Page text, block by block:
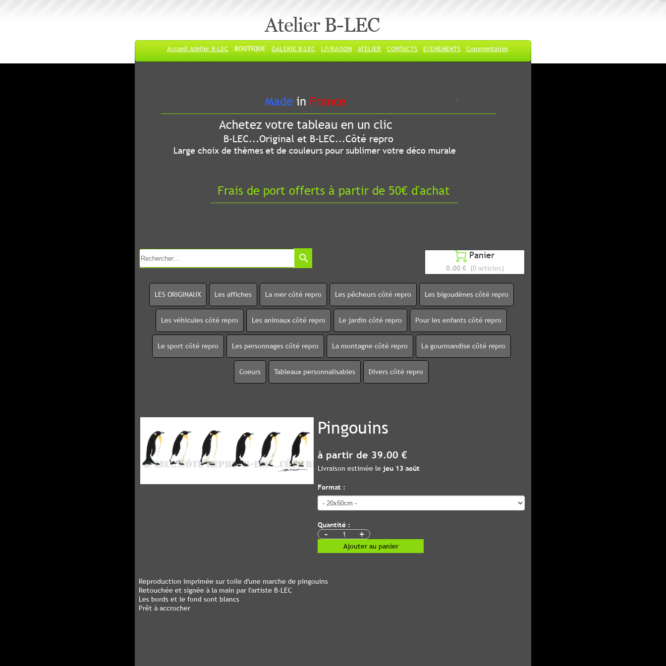
Atelier B-LEC
Accueil Atelier B-LEC BOUTIQUE GALERIE B-LEC LIVRAISON ATELIER CONTACTS EVENEMENTS Commentaires
Made in France
Achetez votre tableau en un clic
B-LEC...Original et B-LEC...Côté repro
Large choix de thèmes et de couleurs pour sublimer votre déco murale
Frais de port offerts à partir de 50€ d'achat
search  Panier
0.00 € (0 articles)
LES ORIGINAUX Les affiches La mer côté repro Les pêcheurs côté repro Les bigoudènes côté repro
Les véhicules côté repro Les animaux côté repro Le jardin côté repro Pour les enfants côté repro
Le sport côté repro Les personnages côté repro La montagne côté repro La gourmandise côté repro
Coeurs Tableaux personnalisables Divers côté repro
Pingouins
à partir de 39.00 €
Livraison estimée le jeu 13 août
Format :
Quantité :
- +
Ajouter au panier
Reproduction imprimée sur toile d'une marche de pingouins
Retouchée et signée à la main par l'artiste B-LEC
Les bords et le fond sont blancs
Prêt à accrocher